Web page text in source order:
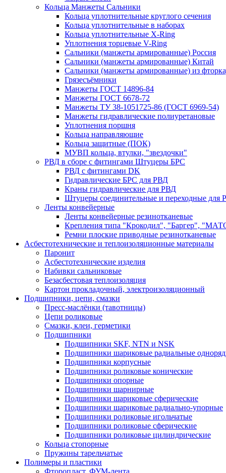
Кольца Манжеты Сальники
Кольца уплотнительные круглого сечения
Кольца уплотнительные в наборах
Кольца уплотнительные Х-Ring
Уплотнения торцевые V-Ring
Сальники (манжеты армированные) Россия
Сальники (манжеты армированные) Китай
Сальники (манжеты армированные) из
Грязесъёмники
Манжеты ГОСТ 14896-84
Манжеты ГОСТ 6678-72
Манжеты ТУ 38-1051725-86 (ГОСТ 6969-54)
Манжеты гидравлические полиуретановые
Уплотнения поршня
Кольца направляющие
Кольца защитные (ПОК)
МУВП кольца, втулки, "звездочки"
РВД в сборе с фитингами Штуцеры БРС
РВД с фитингами DK
Гидравлические БРС для РВД
Краны гидравлические для РВД
Штуцеры соединительные и переходные для
Ленты конвейерные
Ленты конвейерные резинотканевые
Крепления типа "Крокодил", "Баргер",
Ремни плоские приводные резинотканевые
Асбестотехнические и теплоизоляционные материалы
Паронит
Асбестотехнические изделия
Набивки сальниковые
Безасбестовая теплоизоляция
Картон прокладочный, электроизоляционный
Подшипники, цепи, смазки
Пресс-маслёнки (тавотницы)
Цепи роликовые
Смазки, клеи, герметики
Подшипники
Подшипники SKF, NTN и NSK
Подшипники шариковые радиальные
Подшипники корпусные
Подшипники роликовые конические
Подшипники опорные
Подшипники шарнирные
Подшипники шариковые сферические
Подшипники шариковые радиально-упорные
Подшипники роликовые игольчатые
Подшипники роликовые сферические
Подшипники роликовые цилиндрические
Кольца стопорные
Пружины тарельчатые
Полимеры и пластики
Фторопласт, ФУМ-лента